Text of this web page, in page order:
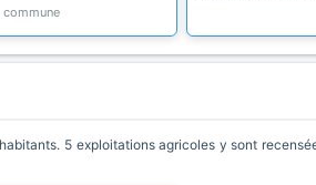
commune
5 exploitations agricoles y sont